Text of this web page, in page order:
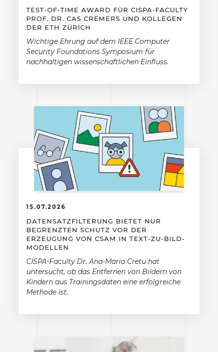
TEST-OF-TIME AWARD FÜR CISPA-FACULTY
PROF. DR. CAS CREMERS UND KOLLEGEN
DER ETH ZÜRICH
Wichtige Ehrung auf dem IEEE Computer
Security Foundations Symposium für
nachhaltigen wissenschaftlichen Einfluss.
15.07.2026
DATENSATZFILTERUNG BIETET NUR
BEGRENZTEN SCHUTZ VOR DER
ERZEUGUNG VON CSAM IN TEXT-ZU-BILD-
MODELLEN
CISPA-Faculty Dr. Ana-Maria Cretu hat
untersucht, ob das Entfernen von Bildern von
Kindern aus Trainingsdaten eine erfolgreiche
Methode ist.